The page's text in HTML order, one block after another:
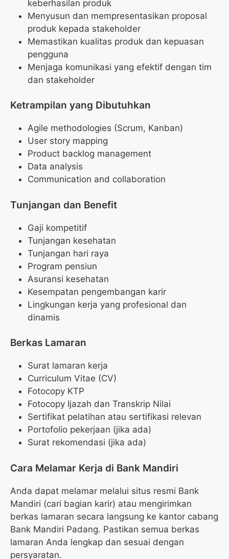
keberhasilan produk
Menyusun dan mempresentasikan proposal
produk kepada stakeholder
Memastikan kualitas produk dan kepuasan
pengguna
Menjaga komunikasi yang efektif dengan tim
dan stakeholder
Ketrampilan yang Dibutuhkan
Agile methodologies (Scrum, Kanban)
User story mapping
Product backlog management
Data analysis
Communication and collaboration
Tunjangan dan Benefit
Gaji kompetitif
Tunjangan kesehatan
Tunjangan hari raya
Program pensiun
Asuransi kesehatan
Kesempatan pengembangan karir
Lingkungan kerja yang profesional dan
dinamis
Berkas Lamaran
Surat lamaran kerja
Curriculum Vitae (CV)
Fotocopy KTP
Fotocopy Ijazah dan Transkrip Nilai
Sertifikat pelatihan atau sertifikasi relevan
Portofolio pekerjaan (jika ada)
Surat rekomendasi (jika ada)
Cara Melamar Kerja di Bank Mandiri
Anda dapat melamar melalui situs resmi Bank
Mandiri (cari bagian karir) atau mengirimkan
berkas lamaran secara langsung ke kantor cabang
Bank Mandiri Padang. Pastikan semua berkas
lamaran Anda lengkap dan sesuai dengan
persyaratan.